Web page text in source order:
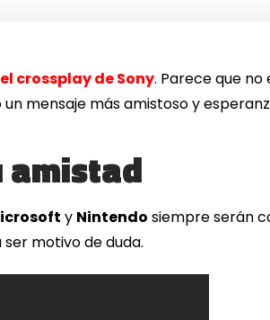
crossplay de Sony. Parece que
mensaje más amistoso y
y Nintendo siempre serán
motivo de duda.